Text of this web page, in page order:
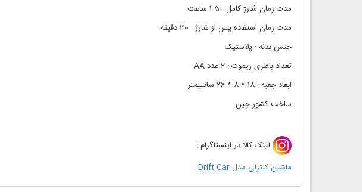
مدت زمان شارژ کامل : 1.5 ساعت
مدت زمان استفاده پس از شارژ : 30 دقیقه
جنس بدنه : پلاستیک
تعداد باطری ریموت : 2 عدد AA
ابعاد جعبه : 18 * 8 * 26 سانتیمتر
ساخت کشور چین
لینک کالا در اینستاگرام :
ماشین کنترلی مدل Drift Car